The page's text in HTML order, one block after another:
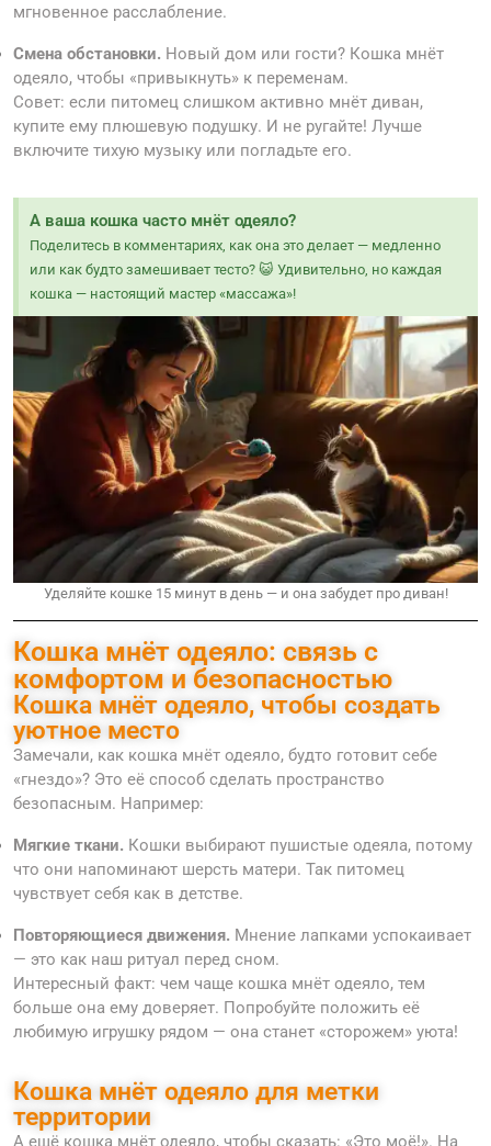
мгновенное расслабление.
Смена обстановки. Новый дом или гости? Кошка мнёт
одеяло, чтобы «привыкнуть» к переменам.
Совет: если питомец слишком активно мнёт диван,
купите ему плюшевую подушку. И не ругайте! Лучше
включите тихую музыку или погладьте его.
А ваша кошка часто мнёт одеяло?
Поделитесь в комментариях, как она это делает — медленно
или как будто замешивает тесто? 😺 Удивительно, но каждая
кошка — настоящий мастер «массажа»!
Уделяйте кошке 15 минут в день — и она забудет про диван!
Кошка мнёт одеяло: связь с
комфортом и безопасностью
Кошка мнёт одеяло, чтобы создать
уютное место
Замечали, как кошка мнёт одеяло, будто готовит себе
«гнездо»? Это её способ сделать пространство
безопасным. Например:
Мягкие ткани. Кошки выбирают пушистые одеяла, потому
что они напоминают шерсть матери. Так питомец
чувствует себя как в детстве.
Повторяющиеся движения. Мнение лапками успокаивает
— это как наш ритуал перед сном.
Интересный факт: чем чаще кошка мнёт одеяло, тем
больше она ему доверяет. Попробуйте положить её
любимую игрушку рядом — она станет «сторожем» уюта!
Кошка мнёт одеяло для метки
территории
А ещё кошка мнёт одеяло, чтобы сказать: «Это моё!». На